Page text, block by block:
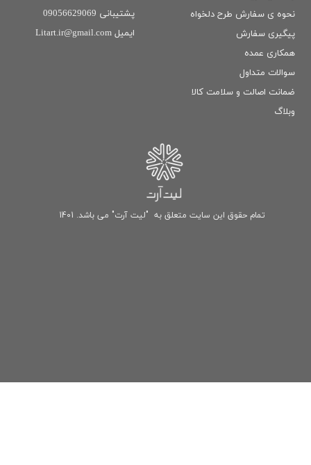
نحوه ی سفارش طرح دلخواه
پیگیری سفارش
همکاری عمده
سوالات متداول
ضمانت اصالت و سلامت كالا
وبلاگ
پشتیبانی 09056629069
ایمیل Litart.ir@gmail.com
تمام حقوق این سایت متعلق به "لیت آرت" می باشد. 1401